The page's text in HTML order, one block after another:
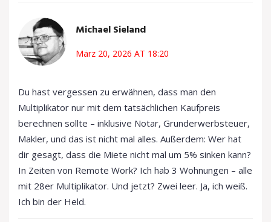
Michael Sieland
März 20, 2026 AT 18:20
Du hast vergessen zu erwähnen, dass man den
Multiplikator nur mit dem tatsächlichen Kaufpreis
berechnen sollte – inklusive Notar, Grunderwerbsteuer,
Makler, und das ist nicht mal alles. Außerdem: Wer hat
dir gesagt, dass die Miete nicht mal um 5% sinken kann?
In Zeiten von Remote Work? Ich hab 3 Wohnungen – alle
mit 28er Multiplikator. Und jetzt? Zwei leer. Ja, ich weiß.
Ich bin der Held.